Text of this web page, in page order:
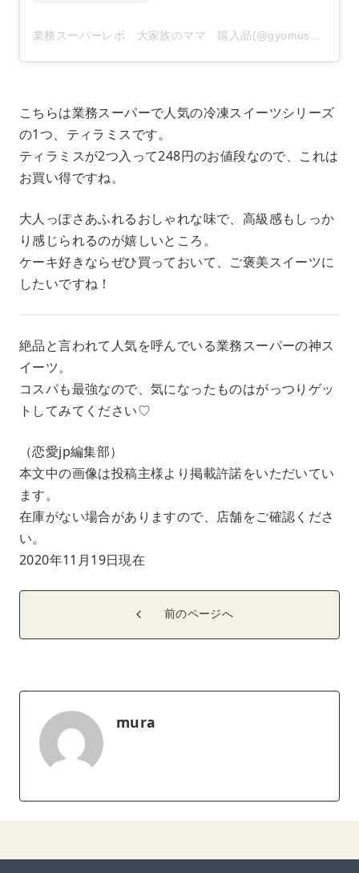
こちらは業務スーパーで人気の冷凍スイーツシリーズ
の1つ、ティラミスです。
ティラミスが2つ入って248円のお値段なので、これは
お買い得ですね。
大人っぽさあふれるおしゃれな味で、高級感もしっか
り感じられるのが嬉しいところ。
ケーキ好きならぜひ買っておいて、ご褒美スイーツに
したいですね！
絶品と言われて人気を呼んでいる業務スーパーの神ス
イーツ。
コスパも最強なので、気になったものはがっつりゲッ
トしてみてください♡
（恋愛jp編集部）
本文中の画像は投稿主様より掲載許諾をいただいてい
ます。
在庫がない場合がありますので、店舗をご確認くださ
い。
2020年11月19日現在
前のページへ
mura